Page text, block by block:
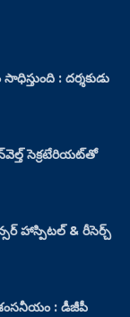
: దర్శకుడు
సెక్రటేరియట్‌తో
హాస్పిటల్ & రీసెర్చ్
: డీజీపీ